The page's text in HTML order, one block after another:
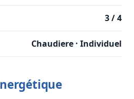
3 / 4
Chaudiere · Individuel